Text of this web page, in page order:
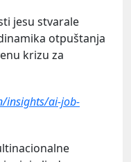
jesu stvarale
otpuštanja
krizu za
insights/ai-job-